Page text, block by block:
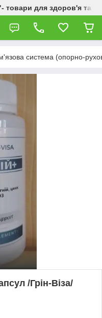
товари для здоров'я та
система (опорно-
/Грін-Віза/